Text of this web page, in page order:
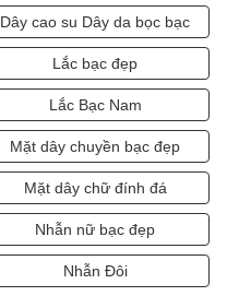
Dây cao su Dây da bọc bạc
Lắc bạc đẹp
Lắc Bạc Nam
Mặt dây chuyền bạc đẹp
Mặt dây chữ đính đá
Nhẫn nữ bạc đẹp
Nhẫn Đôi